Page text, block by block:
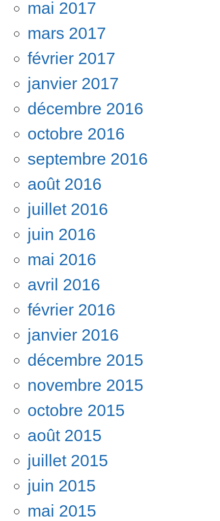
mai 2017
mars 2017
février 2017
janvier 2017
décembre 2016
octobre 2016
septembre 2016
août 2016
juillet 2016
juin 2016
mai 2016
avril 2016
février 2016
janvier 2016
décembre 2015
novembre 2015
octobre 2015
août 2015
juillet 2015
juin 2015
mai 2015